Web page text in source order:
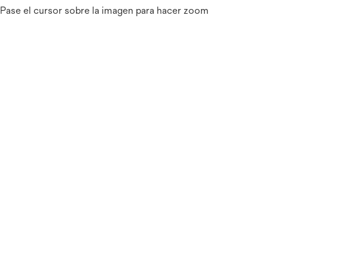
Pase el cursor sobre la imagen para hacer zoom